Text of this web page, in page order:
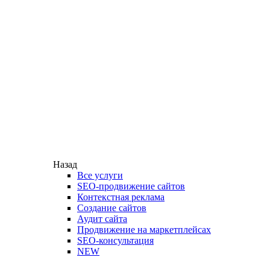
Назад
Все услуги
SEO-продвижение сайтов
Контекстная реклама
Создание сайтов
Аудит сайта
Продвижение на маркетплейсах
SEO-консультация
NEW